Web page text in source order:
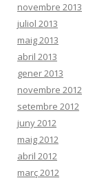
novembre 2013
juliol 2013
maig 2013
abril 2013
gener 2013
novembre 2012
setembre 2012
juny 2012
maig 2012
abril 2012
març 2012